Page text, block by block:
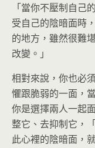
「當你不壓制自己
受自己的陰暗面時
的地方，雖然很難
改變。」
相對來說，你也必
懼跟脆弱的一面，
你是選擇兩人一起
整它、去抑制它，
此心裡的陰暗面，